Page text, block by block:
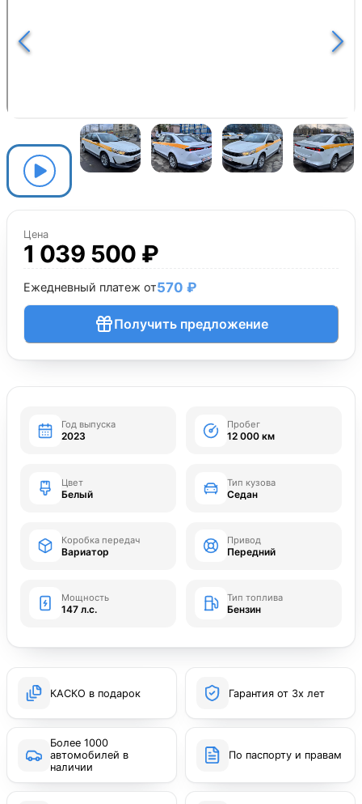
Цена
1 039 500 ₽
Ежедневный платеж от570 ₽
Получить предложение
Год выпуска
2023
Пробег
12 000 км
Цвет
Белый
Тип кузова
Седан
Коробка передач
Вариатор
Привод
Передний
Мощность
147 л.с.
Тип топлива
Бензин
КАСКО в подарок Гарантия от 3х лет
Более 1000
автомобилей в
наличии
По паспорту и правам